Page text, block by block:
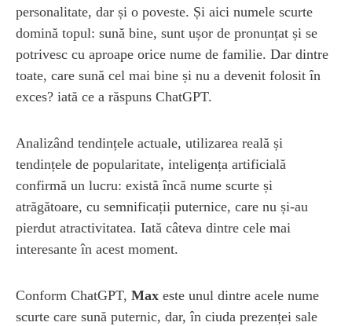
personalitate, dar și o poveste. Și aici numele scurte
domină topul: sună bine, sunt ușor de pronunțat și se
potrivesc cu aproape orice nume de familie. Dar dintre
toate, care sună cel mai bine și nu a devenit folosit în
exces? iată ce a răspuns ChatGPT.
Analizând tendințele actuale, utilizarea reală și
tendințele de popularitate, inteligența artificială
confirmă un lucru: există încă nume scurte și
atrăgătoare, cu semnificații puternice, care nu și-au
pierdut atractivitatea. Iată câteva dintre cele mai
interesante în acest moment.
Conform ChatGPT, Max este unul dintre acele nume
scurte care sună puternic, dar, în ciuda prezenței sale